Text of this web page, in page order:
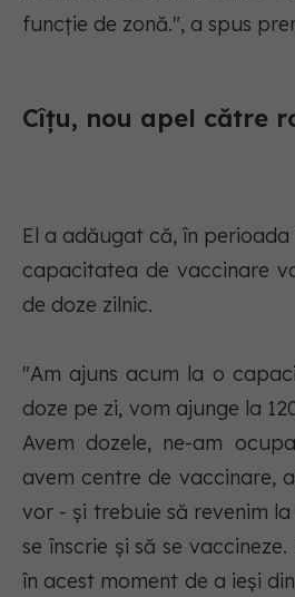
funcţie de zonă.", a spus
Cîțu, nou apel către
El a adăugat că, în
capacitatea de vaccinare
de doze zilnic.
"Am ajuns acum la o
doze pe zi, vom ajunge la
Avem dozele, ne-am
avem centre de vaccinare,
vor - şi trebuie să revenim
se înscrie şi să se
în acest moment de a ieşi